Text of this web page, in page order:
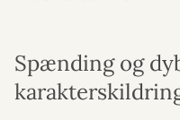
Spænding og